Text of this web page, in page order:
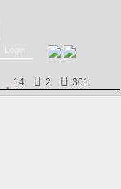
14 2 301